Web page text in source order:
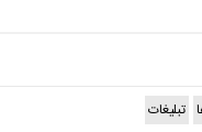
تبلیغات